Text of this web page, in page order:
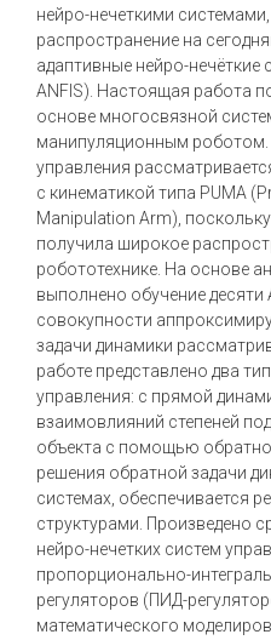
нейро-нечеткими
распространение на
адаптивные нейро-
ANFIS). Настоящая работа
основе многосвязной
манипуляционным роботом.
управления
с кинематикой типа PUMA
Manipulation Arm),
получила широкое
робототехнике. На основе
выполнено обучение десяти
совокупности
задачи динамики
работе представлено два
управления: с прямой
взаимовлияний степеней
объекта с помощью
решения обратной задачи
системах, обеспечивается
структурами. Произведено
нейро-нечетких систем
пропорционально-
регуляторов (ПИД-
математического